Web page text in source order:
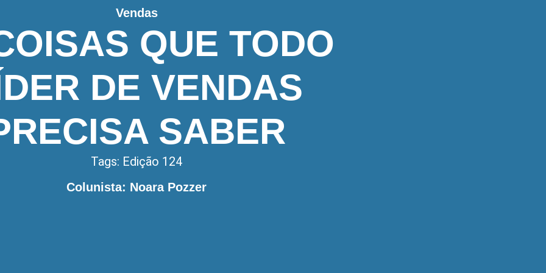
Vendas
QUE TODO
DE VENDAS
SABER
Tags: Edição 124
Colunista: Noara Pozzer